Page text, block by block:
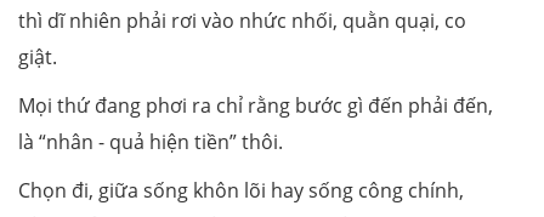
thì dĩ nhiên phải rơi vào nhức nhối, quằn quại, co
giật.
Mọi thứ đang phơi ra chỉ rằng bước gì đến phải đến,
là “nhân - quả hiện tiền” thôi.
Chọn đi, giữa sống khôn lõi hay sống công chính,